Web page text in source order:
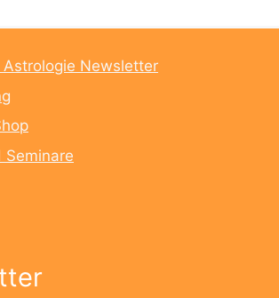
Astrologie Newsletter
Seminare